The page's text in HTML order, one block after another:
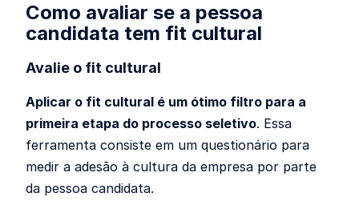
Como avaliar se a pessoa
candidata tem fit cultural
Avalie o fit cultural
Aplicar o fit cultural é um ótimo filtro para a
primeira etapa do processo seletivo. Essa
ferramenta consiste em um questionário para
medir a adesão à cultura da empresa por parte
da pessoa candidata.